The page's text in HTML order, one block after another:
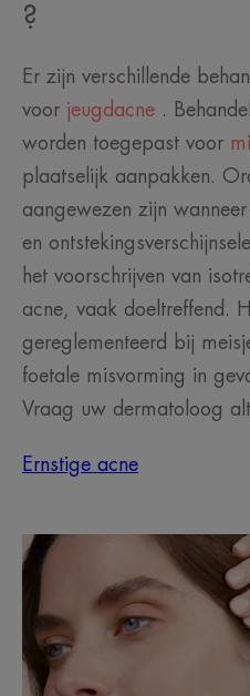
?
Er zijn verschillende
voor jeugdacne .
worden toegepast voor
plaatselijk aanpakken.
aangewezen zijn
en
het voorschrijven van
acne, vaak doeltreffend.
gereglementeerd bij
foetale misvorming in
Vraag uw dermatoloog
Ernstige acne